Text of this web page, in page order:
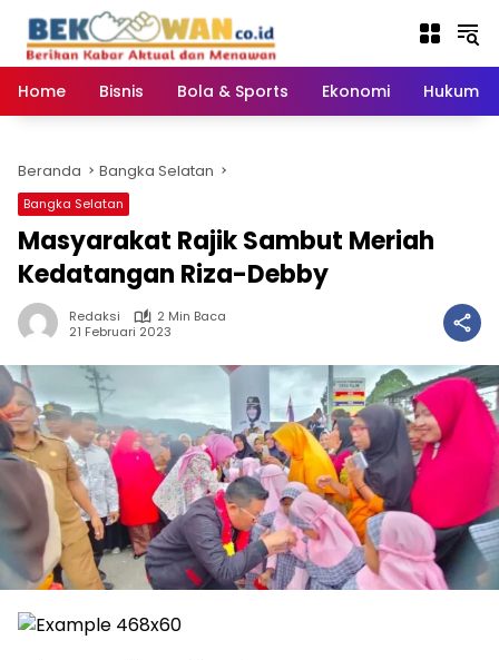
konten
Home
Bisnis Bola & Sports Ekonomi Hukum
Beranda Bangka Selatan
Bangka Selatan
Masyarakat Rajik Sambut Meriah
Kedatangan Riza-Debby
Redaksi
2 Min Baca
21 Februari 2023